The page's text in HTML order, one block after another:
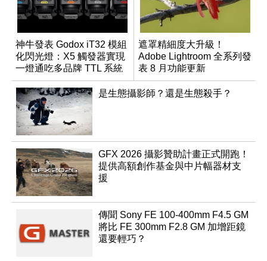
神牛發表 Godox iT32 模組
化閃光燈：X5 觸發器實現
一燈通吃多品牌 TTL 系統
遮罩精細度大升級！
Adobe Lightroom 全系列發
表 8 月功能更新
是生態攝影師？還是生態殺手？
GFX 2026 攝影贊助計畫正式開跑！
提供高額創作基金與中片幅器材支
援
傳聞 Sony FE 100-400mm F4.5 GM
將比 FE 300mm F2.8 GM 加增距鏡
還要輕巧？